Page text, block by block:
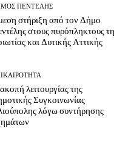
ΠΕΝΤΈΛΗΣ
στήριξη από τον Δήμο
στους πυρόπληκτους
και Δυτικής Αττικής
λειτουργίας της
Συγκοινωνίας
λόγω συντήρησης